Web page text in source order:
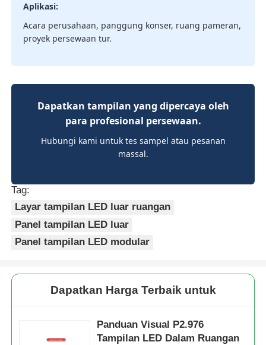
Aplikasi:
Acara perusahaan, panggung konser, ruang pameran,
proyek persewaan tur.
Dapatkan tampilan yang dipercaya oleh
para profesional persewaan.
Hubungi kami untuk tes sampel atau pesanan
massal.
Tag:
Layar tampilan LED luar ruangan
Panel tampilan LED luar
Panel tampilan LED modular
Dapatkan Harga Terbaik untuk
Panduan Visual P2.976
Tampilan LED Dalam Ruangan